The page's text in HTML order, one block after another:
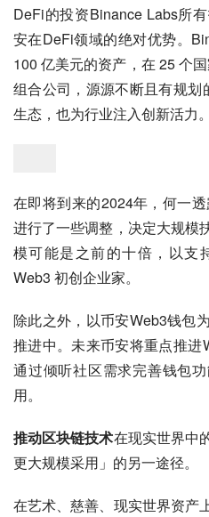
DeFi的投资Binance Labs所
安在DeFi领域的绝对优势。
100 亿美元的资产，在 25 个
组合公司，源源不断且有规
生态，也为行业注入创新活力。
在即将到来的2024年，何一
进行了一些调整，决定大规模
模可能是之前的十倍，以支
Web3 初创企业家。
除此之外，以币安Web3钱包
推进中。未来币安将重点推进
通过倾听社区需求完善钱包
用。
推动区块链技术在现实世界中
更大规模采用」的另一途径。
在艺术、慈善、现实世界资产